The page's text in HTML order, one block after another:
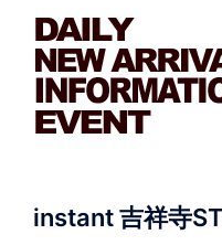
instant 吉祥寺